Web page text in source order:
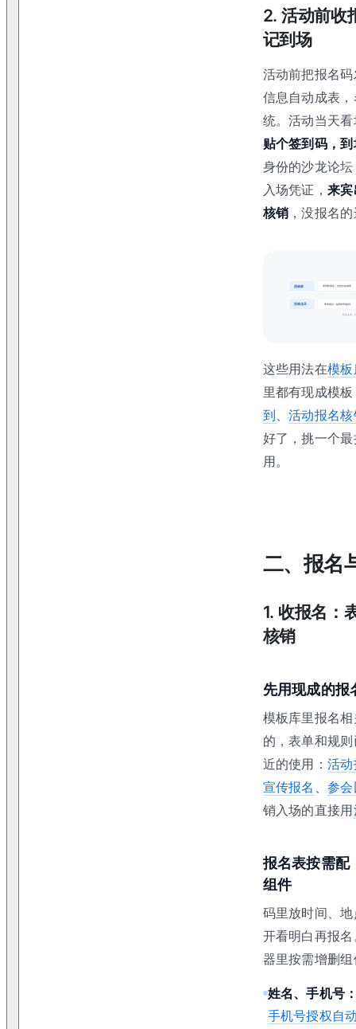
2. 活动前收
记到场
活动前把报名
信息自动成表
统。活动当天
贴个签到码，
身份的沙龙论
入场凭证，来
核销 ，没报名
这些用法在模
里都有现成模
到、活动报名
好了，挑一个
用。
二、报名
1. 收报名：
核销
先用现成的报
模板库里报名
的，表单和规
近的使用：活
宣传报名 、参
销入场的直接用
报名表按需配
组件
码里放时间、
开看明白再报
器里按需增删
姓名、手机号
手机号授权自